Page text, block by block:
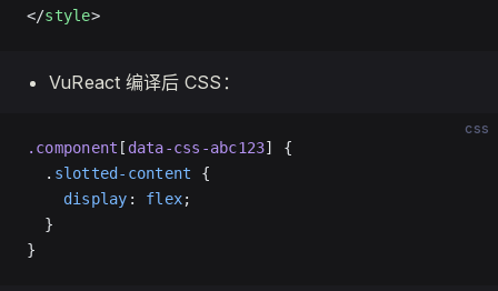
</style>
VuReact 编译后 CSS：
css
.component [ data-css-abc123] {
  .
slotted-content {
    display
: flex;
  }
}